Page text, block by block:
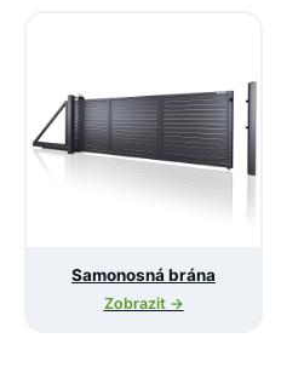
Samonosná brána
Zobrazit →